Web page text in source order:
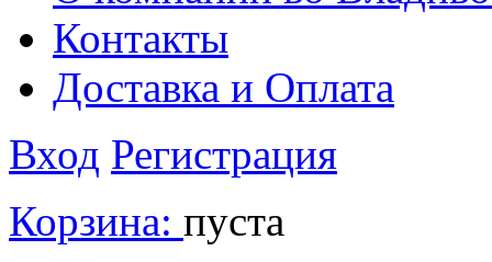
Контакты
Доставка и Оплата
Вход Регистрация
Корзина: пуста